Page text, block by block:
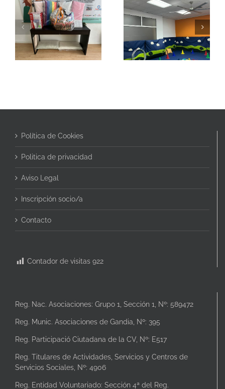
PROGRAMA
ESTIMULA-T
CAMPAMENTO
NAVIDAD
Política de Cookies
Politica de privacidad
Aviso Legal
Inscripción socio/a
Contacto
Contador de visitas 922
Reg. Nac. Asociaciones: Grupo 1, Sección 1, Nº: 589472
Reg. Munic. Asociaciones de Gandia, Nº: 395
Reg. Participació Ciutadana de la CV, Nº: E517
Reg. Titulares de Actividades, Servicios y Centros de
Servicios Sociales, Nº: 4906
Reg. Entidad Voluntariado: Sección 4ª del Reg.